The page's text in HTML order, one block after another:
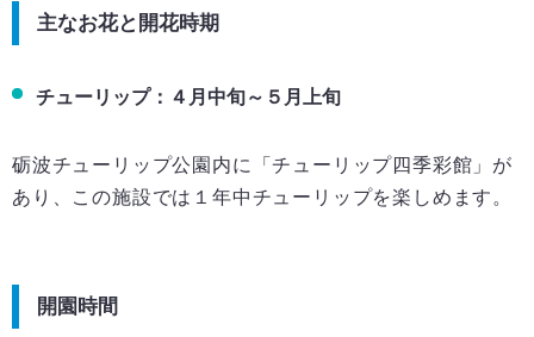
主なお花と開花時期
チューリップ：４月中旬～５月上旬
砺波チューリップ公園内に「チューリップ四季彩館」が
あり、この施設では１年中チューリップを楽しめます。
開園時間